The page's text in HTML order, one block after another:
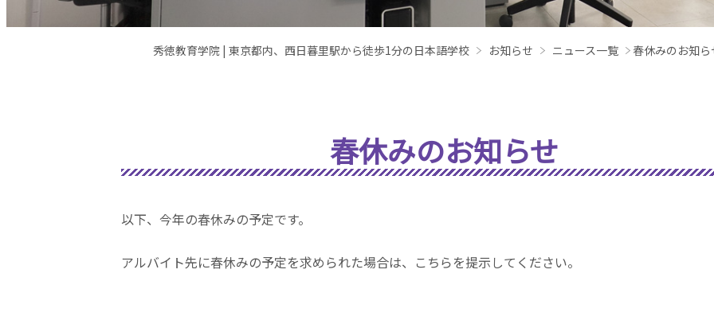
秀徳教育学院 | 東京都内、西日暮里駅から徒歩1分の日本語学校 お知らせ ニュース一覧 春休みのお知ら
春休みのお知らせ
以下、今年の春休みの予定です。
アルバイト先に春休みの予定を求められた場合は、こちらを提示してください。